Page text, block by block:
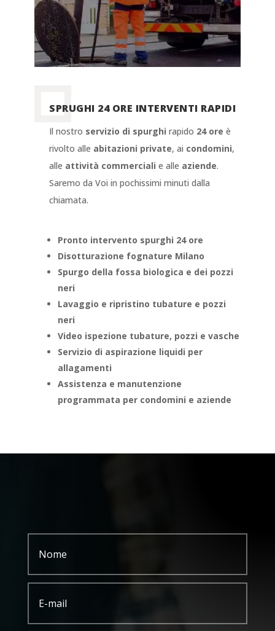
SPRUGHI 24 ORE INTERVENTI RAPIDI
Il nostro servizio di spurghi rapido 24 ore è
rivolto alle abitazioni private, ai condomini,
alle attività commerciali e alle aziende.
Saremo da Voi in pochissimi minuti dalla
chiamata.
Pronto intervento spurghi 24 ore
Disotturazione fognature Milano
Spurgo della fossa biologica e dei pozzi
neri
Lavaggio e ripristino tubature e pozzi
neri
Video ispezione tubature, pozzi e vasche
Servizio di aspirazione liquidi per
allagamenti
Assistenza e manutenzione
programmata per condomini e aziende